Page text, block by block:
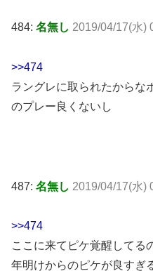
484: 名無し 2019/04/17(水)
>>474
ラングレに取られたからな
のプレー良くないし
487: 名無し 2019/04/17(水)
>>474
ここに来てピケ覚醒してる
年明けからのピケが良すぎ